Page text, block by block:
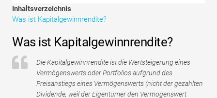
Tutorials zur Finanzmodellierung
Risikomanagement-Tutorials
Inhaltsverzeichnis
Was ist Kapitalgewinnrendite?
Was ist Kapitalgewinnrendite?
Die Kapitalgewinnrendite ist die Wertsteigerung eines
Vermögenswerts oder Portfolios aufgrund des
Preisanstiegs eines Vermögenswerts (nicht der gezahlten
Dividende, weil der Eigentümer den Vermögenswert